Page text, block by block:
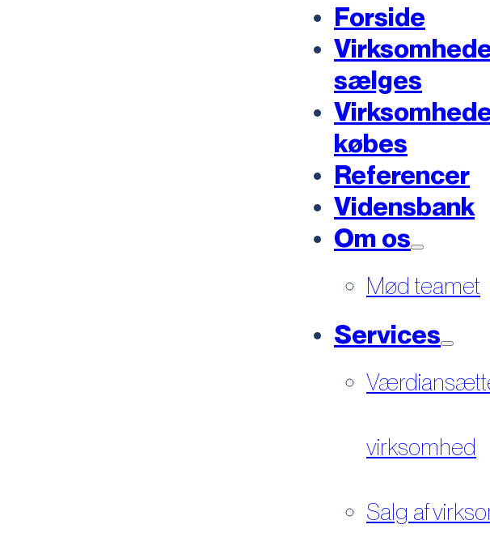
Forside
sælges
købes
Referencer
Vidensbank
Om os
Mød teamet
Services
virksomhed
Salg af